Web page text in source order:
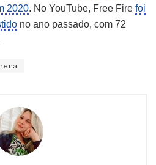
2020. No YouTube, Free Fire foi
no ano passado, com 72